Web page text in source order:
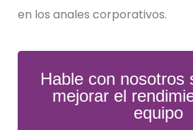
en los anales corporativos.
Hable con nosotros
mejorar el
equipo